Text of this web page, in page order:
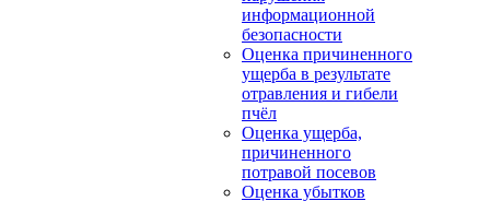
информационной
безопасности
Оценка причиненного
ущерба в результате
отравления и гибели
пчёл
Оценка ущерба,
причиненного
потравой посевов
Оценка убытков